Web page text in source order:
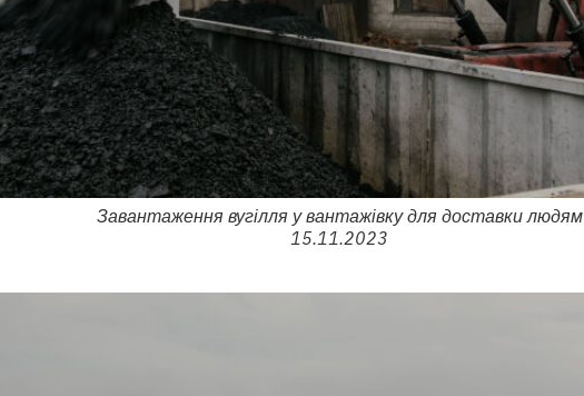
Завантаження вугілля у вантажівку для доставки людям
15.11.2023